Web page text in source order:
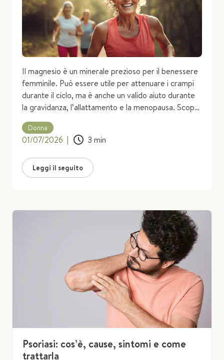
Il magnesio è un minerale prezioso per il benessere
femminile. Può essere utile per attenuare i crampi
durante il ciclo, ma è anche un valido aiuto durante
la gravidanza, l’allattamento e la menopausa. Scopri
i benefici del magnesio per i disturbi femminili!
Donna
01/07/2026 | 3 min
Leggi il seguito
Psoriasi: cos’è, cause, sintomi e come
trattarla